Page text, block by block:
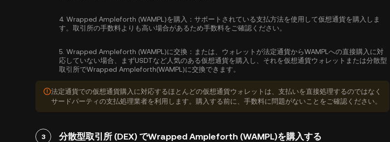
4. Wrapped Ampleforth (WAMPL)を購入： サポートされている支払方法を使用して仮想通貨を購入しま
す。取引所の手数料よりも高い場合があるため手数料をご確認ください。
5. Wrapped Ampleforth (WAMPL)に交換： または、ウォレットが法定通貨からWAMPLへの直接購入に対
応していない場合、まずUSDTなど人気のある仮想通貨を購入し、それを仮想通貨ウォレットまたは分散型
取引所でWrapped Ampleforth(WAMPL)に交換できます。
法定通貨での仮想通貨購入に対応するほとんどの仮想通貨ウォレットは、支払いを直接処理するのではなく
サードパーティの支払処理業者を利用します。購入する前に、手数料に問題がないことをご確認ください。
3 分散型取引所 (DEX) でWrapped Ampleforth (WAMPL)を購入する